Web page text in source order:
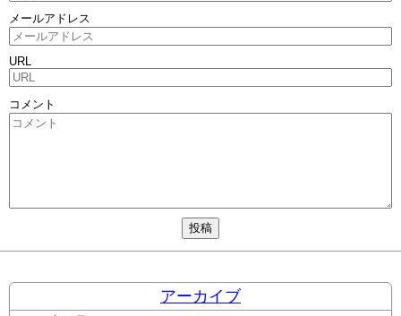
メールアドレス
URL
コメント
アーカイブ